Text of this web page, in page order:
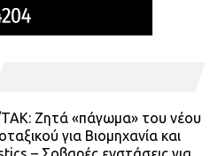
Ζητά «πάγωμα» του νέου
για Βιομηχανία και